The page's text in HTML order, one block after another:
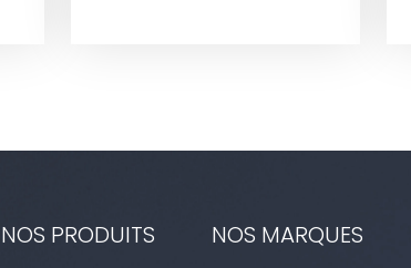
NOS PRODUITS NOS MARQUES